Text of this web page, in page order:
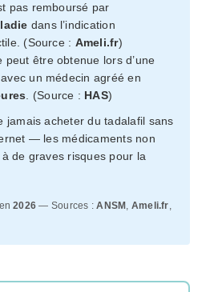
pas remboursé par
dans l’indication
(Source : Ameli.fr)
peut être obtenue lors d’une
un médecin agréé en
. (Source : HAS)
jamais acheter du tadalafil sans
— les médicaments non
de graves risques pour la
2026 — Sources :ANSM , Ameli.fr,